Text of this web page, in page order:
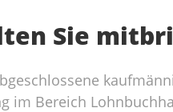
Sie
im Bereich